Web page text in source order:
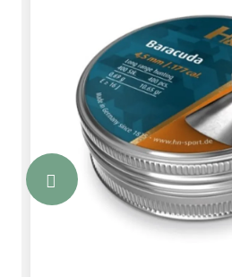
Helix Gen II haarscherp
onder uitdagende
De volledig multi-
voor uitstekende
contrast. De turrets
functie zijn ontworpen
nauwkeurige,
aanpassingen met
MOA of 0.1 MRAD.De
gemaakt van
voorzien van